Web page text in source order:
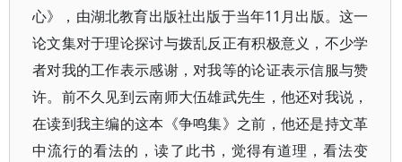
心》，由湖北教育出版社出版于当年11月出版。这一
论文集对于理论探讨与拨乱反正有积极意义，不少学
者对我的工作表示感谢，对我等的论证表示信服与赞
许。前不久见到云南师大伍雄武先生，他还对我说，
在读到我主编的这本《争鸣集》之前，他还是持文革
中流行的看法的，读了此书，觉得有道理，看法变